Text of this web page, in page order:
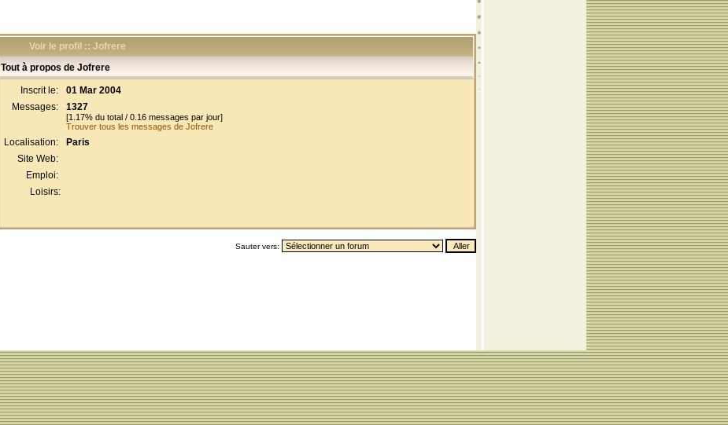
Voir le profil :: Jofrere
Tout à propos de Jofrere
Inscrit le:
01 Mar 2004
Messages:
1327
[1.17% du total / 0.16 messages par jour]
Trouver tous les messages de Jofrere
Localisation:
Paris
Site Web:
Emploi:
Loisirs:
Sauter vers: